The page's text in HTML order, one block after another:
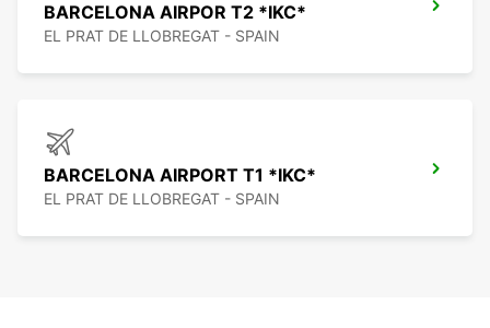
BARCELONA AIRPOR T2 *IKC*
EL PRAT DE LLOBREGAT - SPAIN
BARCELONA AIRPORT T1 *IKC*
EL PRAT DE LLOBREGAT - SPAIN